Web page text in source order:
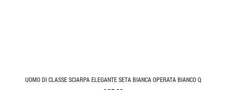
UOMO DI CLASSE SCIARPA ELEGANTE SETA BIANCA OPERATA BIANCO Q